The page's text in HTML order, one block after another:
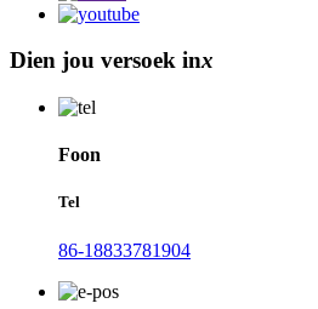
Dien jou versoek inx
Foon
Tel
86-18833781904